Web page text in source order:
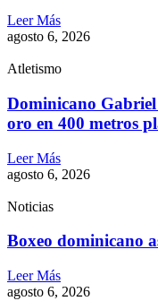
Leer Más
agosto 6, 2026
Atletismo
Dominicano
oro en 400 metros
Leer Más
agosto 6, 2026
Noticias
Boxeo dominicano
Leer Más
agosto 6, 2026